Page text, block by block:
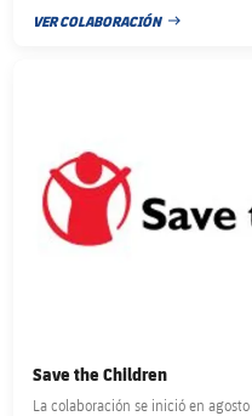
VER COLABORACIÓN
FECHA DE PUBLICACIÓN
Save the Children
La colaboración se inició en